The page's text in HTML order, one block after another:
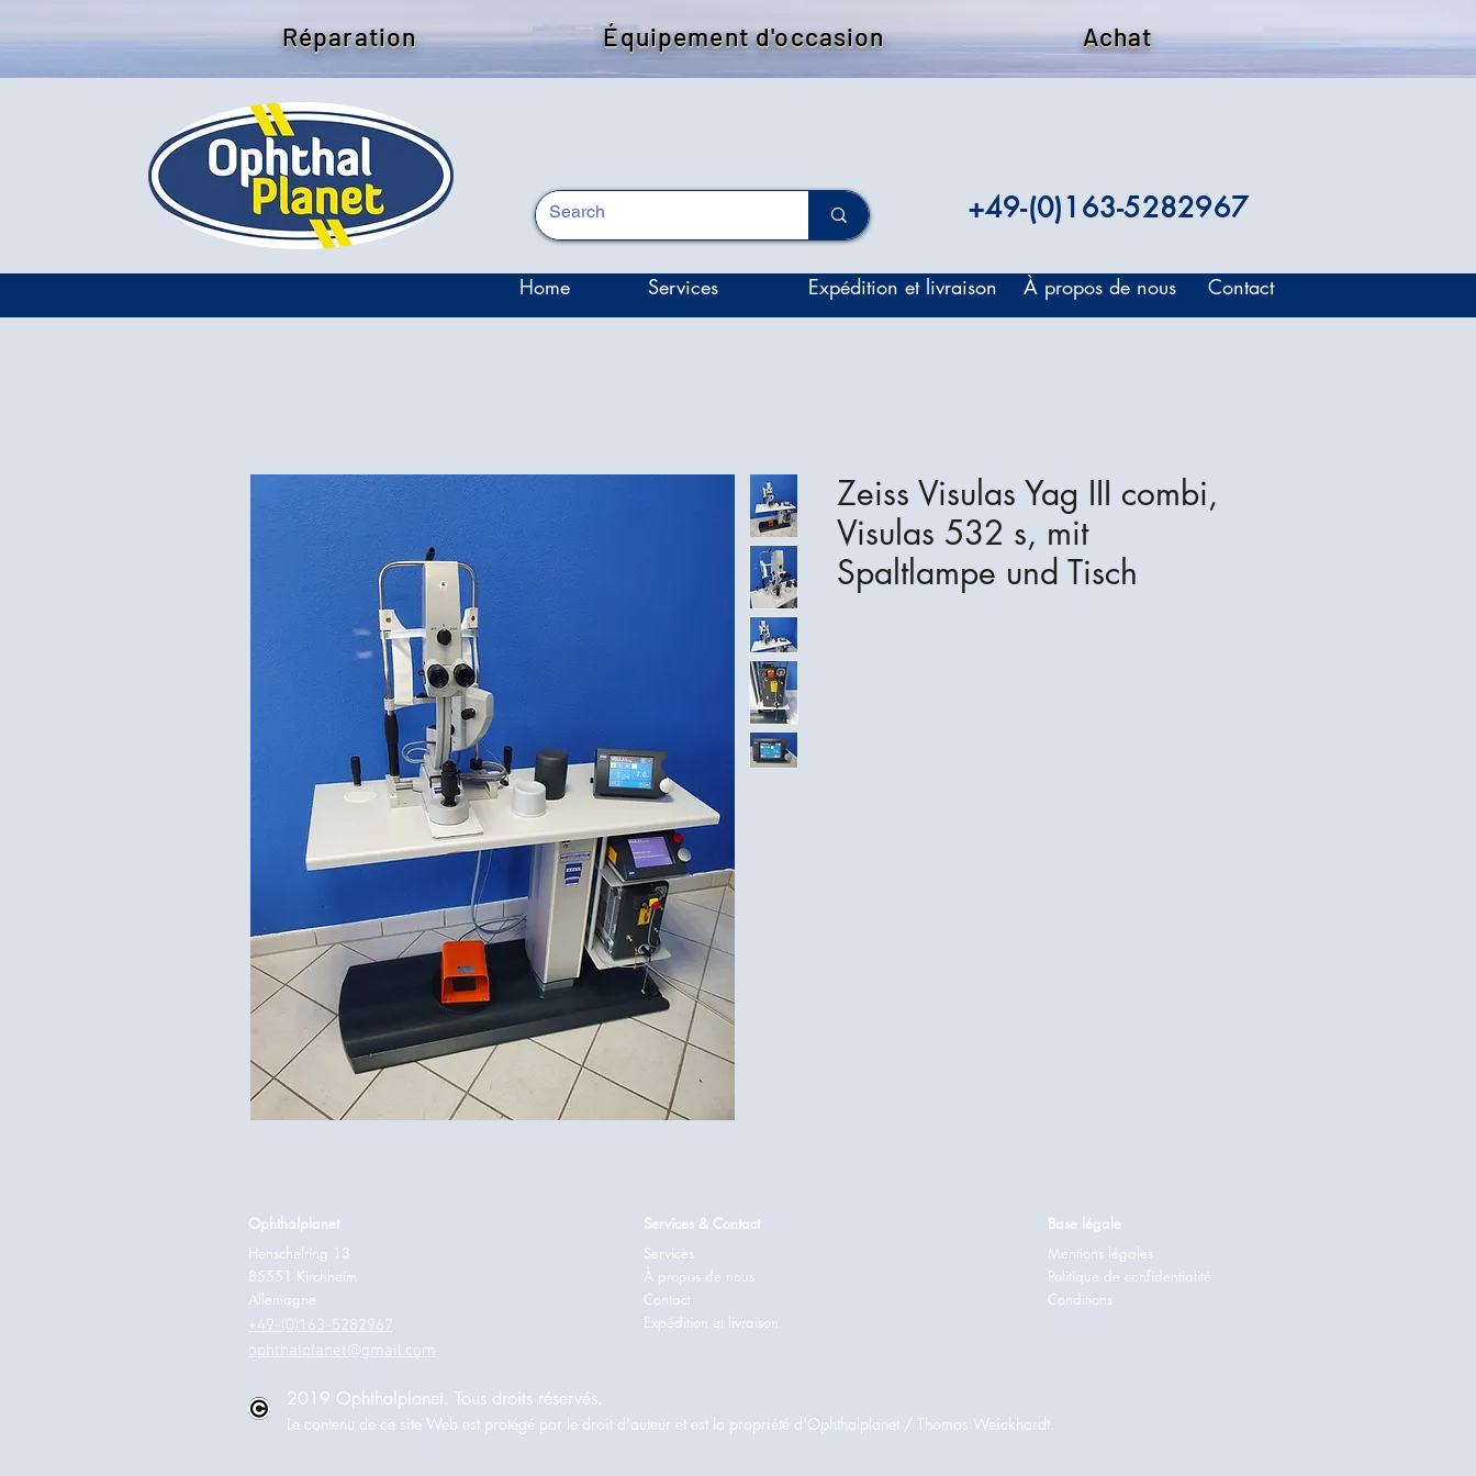
Réparation Équipement d'occasion Achat
+49-(0)163-5282967
Home Services Expédition et livraison À propos de nous Contact
Zeiss Visulas Yag III combi,
Visulas 532 s, mit
Spaltlampe und Tisch
Ophthalplanet
Henschelring 13
85551 Kirchheim
Allemagne
+49-(0)163-5282967
Services & Contact
Services
À propos de nous
Contact
Expédition et livraison
Base légale
Mentions légales
Politique de confidentialité
Conditions
ophthalplanet@gmail.com
2019 Ophthalplanet. Tous droits réservés.
Le contenu de ce site Web est protégé par le droit d'auteur et est la propriété d'Ophthalplanet / Thomas Weickhardt.